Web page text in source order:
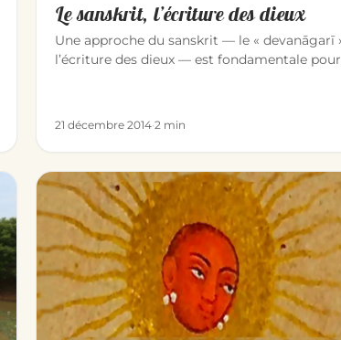
Le sanskrit, l’écriture des dieux
Une approche du sanskrit — le « devanāgarī
l’écriture des dieux — est fondamentale pour
21 décembre 2014·2 min